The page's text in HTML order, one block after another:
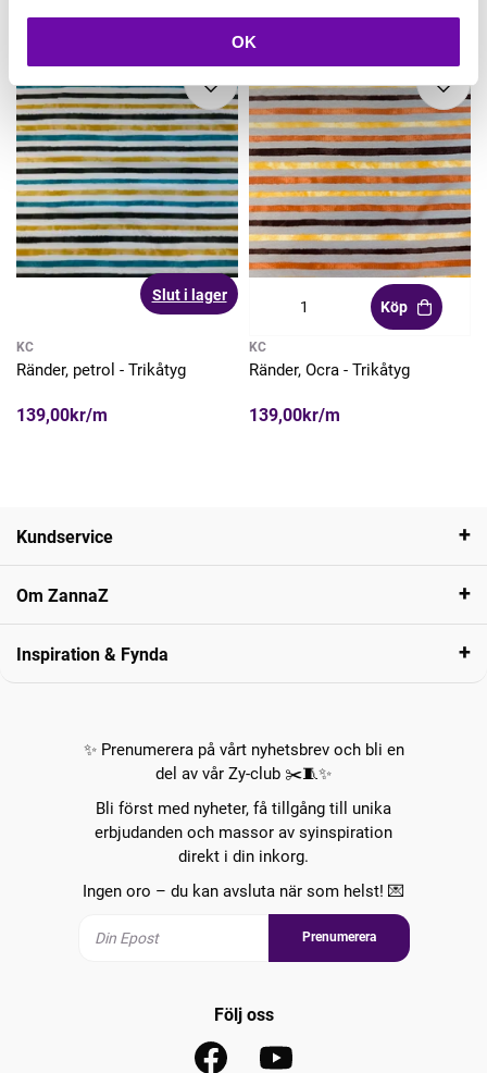
OK
Relaterade produkter
Slut i lager
KC
Ränder, petrol - Trikåtyg
139,00kr/m
Köp
KC
Ränder, Ocra - Trikåtyg
139,00kr/m
Kundservice
Om ZannaZ
Inspiration & Fynda
✨ Prenumerera på vårt nyhetsbrev och bli en
del av vår Zy-club ✂️🧵✨
Bli först med nyheter, få tillgång till unika
erbjudanden och massor av syinspiration
direkt i din inkorg.
Ingen oro – du kan avsluta när som helst! 💌
Prenumerera
Följ oss